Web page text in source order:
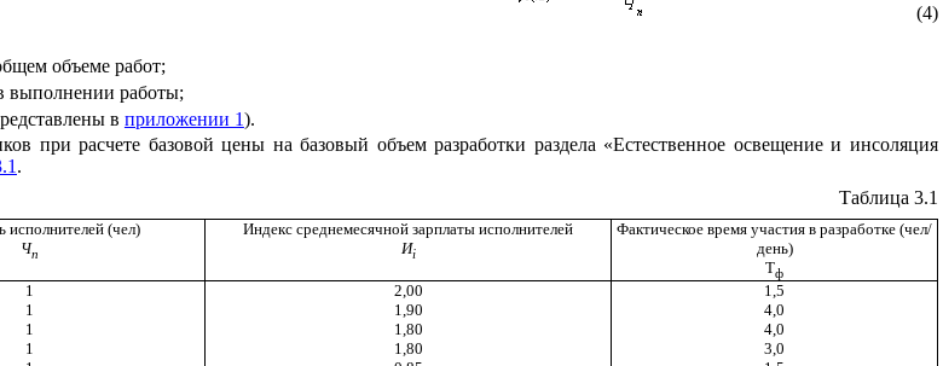
(4)
объеме работ;
выполнении работы;
в приложении 1).
при расчете базовой цены на базовый объем разработки раздела «Естественное освещение и инсоляция
.
Таблица 3.1
исполнителей (чел)
Чп
Индекс среднемесячной зарплаты исполнителей
Иi
Фактическое время участия в разработке (чел/
день)
Tф
1 2,00
1,5
1 1,90
4,0
1 1,80
4,0
1 1,80
3,0